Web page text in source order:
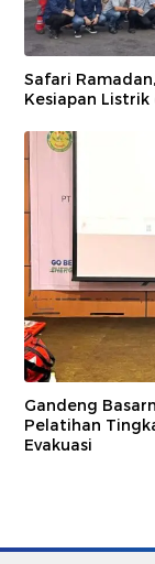
Safari
Kesiapan
Gandeng
Pelatihan
Evakuasi